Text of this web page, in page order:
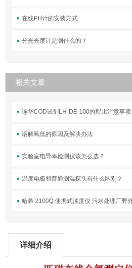
在线PH计的安装方式
分光光度计是测什么的？
相关文章
连华COD试剂LH-DE-100的配比注意事项
溶解氧低的原因及解决办法
实验室电导率检测仪该怎么选？
温度电极和普通测温探头有什么区别？
哈希 2100Q 便携式浊度仪 污水处理厂野
详细介绍